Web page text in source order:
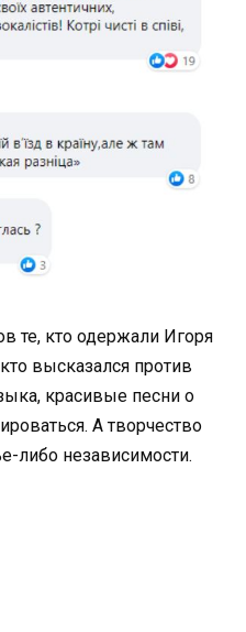
те, кто одержали Игоря
высказался против
красивые песни о
А творчество
либо независимости.